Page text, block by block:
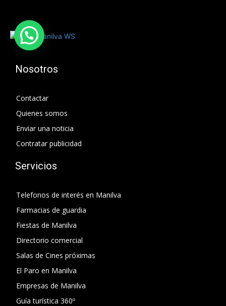
Nosotros
Contactar
Quienes somos
Enviar una noticia
Contratar publicidad
Servicios
Telefonos de interés en Manilva
Farmacias de guardia
Fiestas de Manilva
Directorio comercial
Salas de Cines próximas
El Paro en Manilva
Empresas de Manilva
Guía turística 360º